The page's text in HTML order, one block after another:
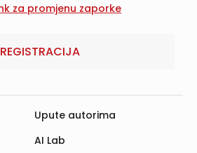
REGISTRACIJA
Upute autorima
AI Lab